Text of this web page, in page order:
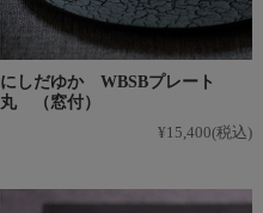
にしだゆか WBSBプレート
丸 （窓付）
¥15,400(税込)